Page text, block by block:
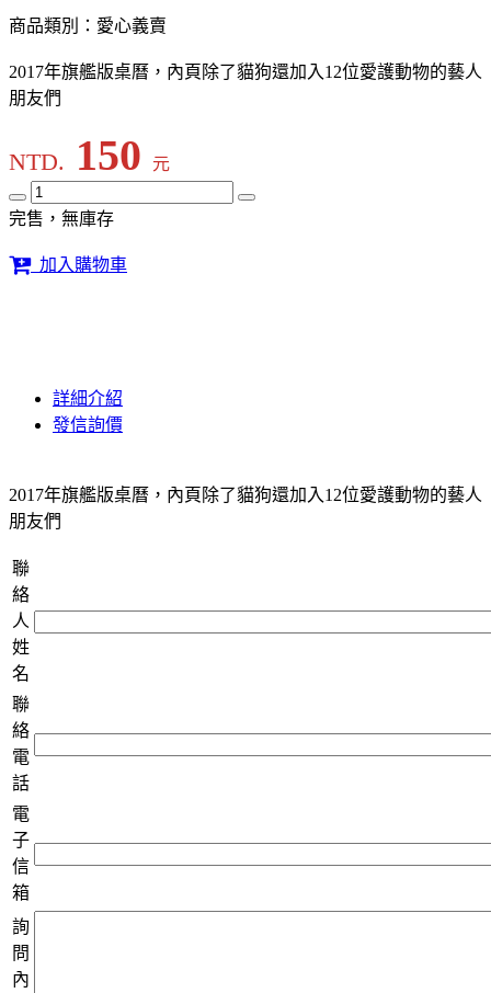
商品類別：愛心義賣
2017年旗艦版桌曆，內頁除了貓狗還加入12位愛護動物的藝人
朋友們
NTD. 150 元
完售，無庫存
加入購物車
詳細介紹
發信詢價
2017年旗艦版桌曆，內頁除了貓狗還加入12位愛護動物的藝人
朋友們
聯
絡
人
姓
名
聯
絡
電
話
電
子
信
箱
詢
問
內